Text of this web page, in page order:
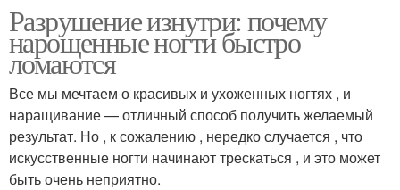
Разрушение изнутри: почему
нарощенные ногти быстро
ломаются
Все мы мечтаем о красивых и ухоженных ногтях , и
наращивание — отличный способ получить желаемый
результат. Но , к сожалению , нередко случается , что
искусственные ногти начинают трескаться , и это может
быть очень неприятно.